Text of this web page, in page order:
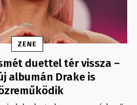
ZENE
duettel tér vissza –
albumán Drake is